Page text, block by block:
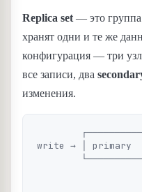
Replica set — это
хранят одни и те же
конфигурация — три
все записи, два
изменения.
write → │ primary  │